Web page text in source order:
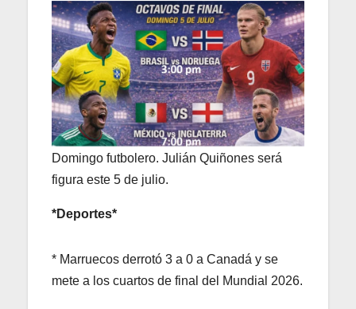
Domingo futbolero. Julián Quiñones será
figura este 5 de julio.
*Deportes*
* Marruecos derrotó 3 a 0 a Canadá y se
mete a los cuartos de final del Mundial 2026.